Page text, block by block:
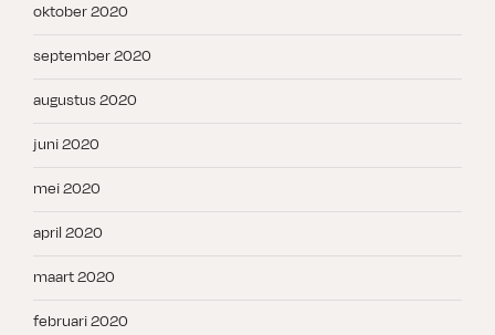
oktober 2020
september 2020
augustus 2020
juni 2020
mei 2020
april 2020
maart 2020
februari 2020